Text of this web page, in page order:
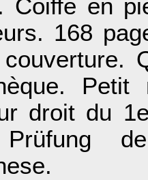
Coiffe en
168
droit du